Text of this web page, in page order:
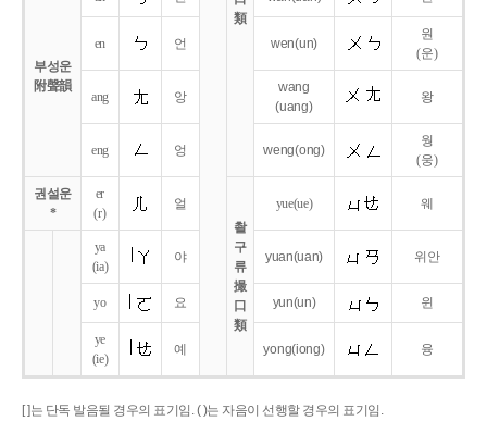
類
부성운
附聲韻
en 언 wen(un)
원
(운)
ang 앙
wang
(uang)
왕
eng 엉 weng(ong)
웡
(웅)
권설운
*
er
(r)
얼
촬
구
류
撮
口
類
yue(ue) 웨
ya
(ia)
야 yuan(uan) 위안
yo 요 yun(un) 윈
ye
(ie)
예 yong(iong) 융
[ ]는 단독 발음될 경우의 표기임. ( )는 자음이 선행할 경우의 표기임.